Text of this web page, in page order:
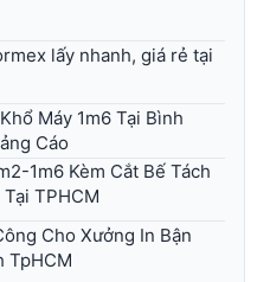
lấy nhanh, giá rẻ tại
Máy 1m6 Tại Bình
Cáo
1m6 Kèm Cắt Bế Tách
TPHCM
Cho Xưởng In Bận
TpHCM